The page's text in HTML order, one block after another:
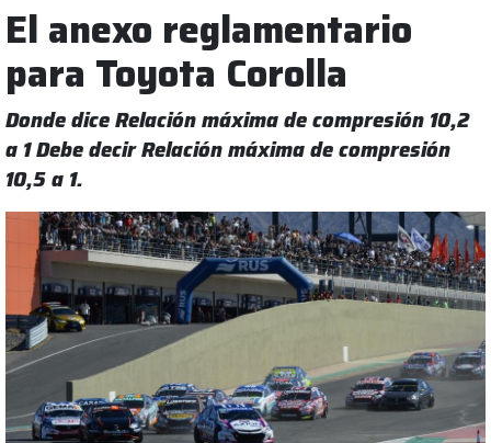
El anexo reglamentario
para Toyota Corolla
Donde dice Relación máxima de compresión 10,2
a 1 Debe decir Relación máxima de compresión
10,5 a 1.